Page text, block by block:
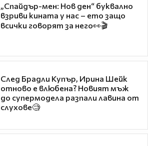
„Спайдър-мен: Нов ден“ буквално
взриви кината у нас – ето защо
всички говорят за него👀🎬
След Брадли Купър, Ирина Шейк
отново е влюбена? Новият мъж
до супермодела разпали лавина от
слухове🧐